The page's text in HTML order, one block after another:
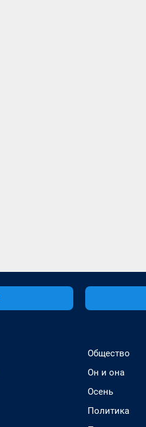
Общество
Он и она
Осень
Политика